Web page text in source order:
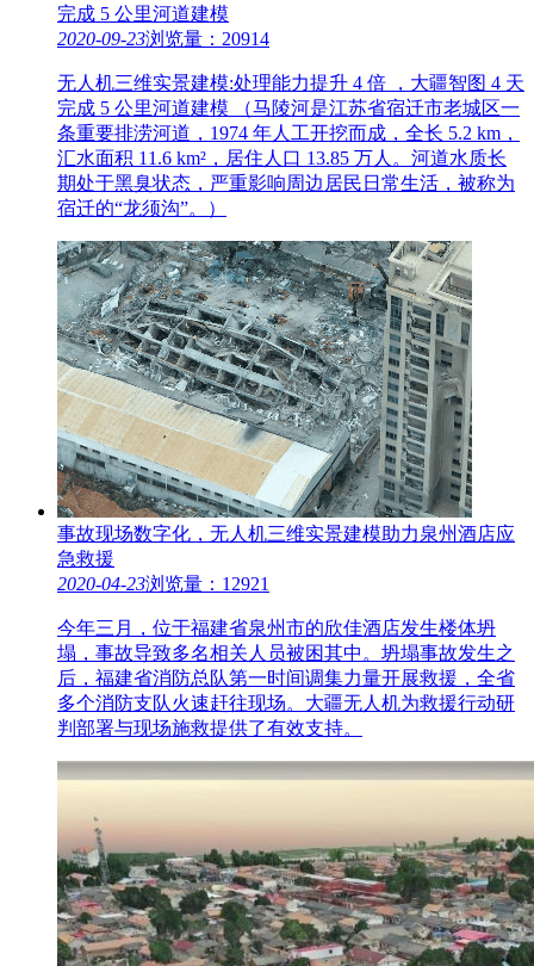
完成 5 公里河道建模
2020-09-23浏览量：20914
无人机三维实景建模:处理能力提升 4 倍 ，大疆智图 4 天
完成 5 公里河道建模 （马陵河是江苏省宿迁市老城区一
条重要排涝河道，1974 年人工开挖而成，全长 5.2 km，
汇水面积 11.6 km²，居住人口 13.85 万人。河道水质长
期处于黑臭状态，严重影响周边居民日常生活，被称为
宿迁的“龙须沟”。）
事故现场数字化，无人机三维实景建模助力泉州酒店应
急救援
2020-04-23浏览量：12921
今年三月，位于福建省泉州市的欣佳酒店发生楼体坍
塌，事故导致多名相关人员被困其中。坍塌事故发生之
后，福建省消防总队第一时间调集力量开展救援，全省
多个消防支队火速赶往现场。大疆无人机为救援行动研
判部署与现场施救提供了有效支持。